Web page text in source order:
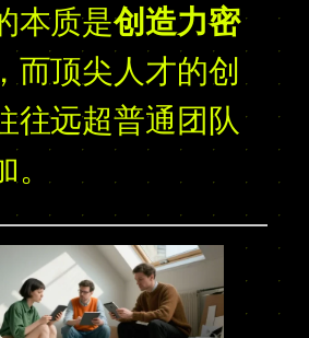
本质是创造力密
而顶尖人才的创
往远超普通团队